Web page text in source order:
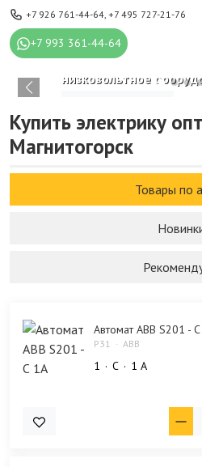
+7 926 761-44-64, +7 495 727-21-76
+7 993 361-44-64
Новое поступление в
низковольтное
Купить электрику
Магнитогорск
Товары по
Автомат ABB S201 -
P31 ABB
1 C 1 А